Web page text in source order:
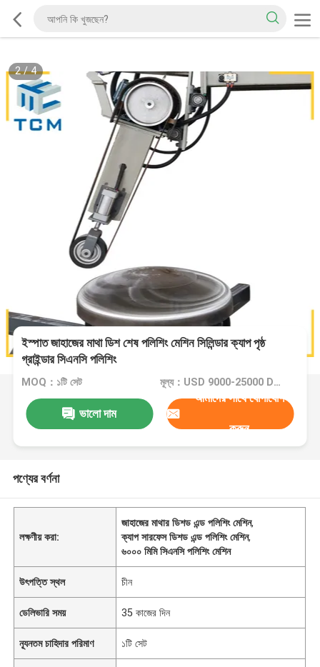
2/4
ইস্পাত জাহাজের মাথা ডিশ শেষ পলিশিং মেশিন সিলিন্ডার ক্যাপ পৃষ্ঠ
গ্রাইন্ডার সিএনসি পলিশিং
MOQ：১টি সেট মূল্য：USD 9000-25000 Dollar per set
ভালো দাম
আমাদের সাথে যোগাযোগ
করুন
পণ্যের বর্ণনা
লক্ষণীয় করা:
জাহাজের মাথার ডিশড এন্ড পলিশিং মেশিন,
ক্যাপ সারফেস ডিশড এন্ড পলিশিং মেশিন,
৬০০০ মিমি সিএনসি পলিশিং মেশিন
উৎপত্তি স্থল চীন
ডেলিভারি সময় 35 কাজের দিন
ন্যূনতম চাহিদার পরিমাণ ১টি সেট